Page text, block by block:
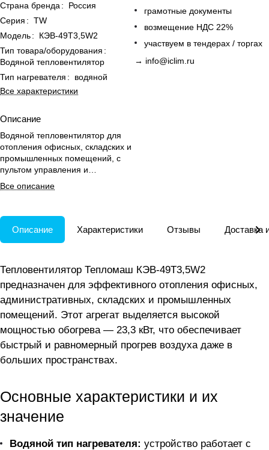
Страна бренда :
Россия
Серия : ТW
Модель:
КЭВ-49Т3,5W2
Тип товара/оборудования :
Водяной тепловентилятор
Тип нагревателя :
водяной
Все характеристики
Описание
Водяной тепловентилятор для
отопления офисных, складских и
промышленных помещений, с
пультом управления и
крепежным кронштейном в
комплекте.
Все описание
грамотные документы
возмещение НДС 22%
участвуем в тендерах / торгах
→ info@iclim.ru
Описание Характеристики Отзывы Доставка
Тепловентилятор Тепломаш КЭВ-49Т3,5W2
предназначен для эффективного отопления офисных,
административных, складских и промышленных
помещений. Этот агрегат выделяется высокой
мощностью обогрева — 23,3 кВт, что обеспечивает
быстрый и равномерный прогрев воздуха даже в
больших пространствах.
Основные характеристики и их
значение
Водяной тип нагревателя: устройство работает с